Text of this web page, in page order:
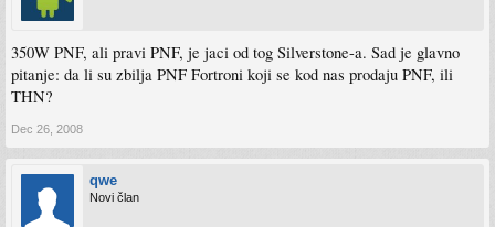
350W PNF, ali pravi PNF, je jaci od tog Silverstone-a. Sad je glavno
pitanje: da li su zbilja PNF Fortroni koji se kod nas prodaju PNF, ili
THN?
Dec 26, 2008
qwe
Novi član